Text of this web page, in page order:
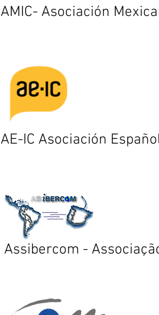
AMIC- Asociación
AE-IC Asociación
Assibercom -